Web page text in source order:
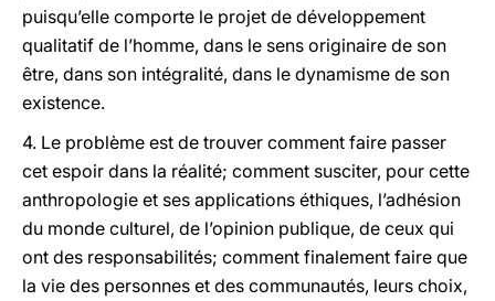
puisqu’elle comporte le projet de développement
qualitatif de l’homme, dans le sens originaire de son
être, dans son intégralité, dans le dynamisme de son
existence.
4. Le problème est de trouver comment faire passer
cet espoir dans la réalité; comment susciter, pour cette
anthropologie et ses applications éthiques, l’adhésion
du monde culturel, de l’opinion publique, de ceux qui
ont des responsabilités; comment finalement faire que
la vie des personnes et des communautés, leurs choix,